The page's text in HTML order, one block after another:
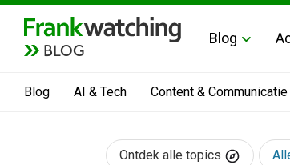
BLOG
Blog
Blog AI & Tech Content & Communicatie
Ontdek alle topics